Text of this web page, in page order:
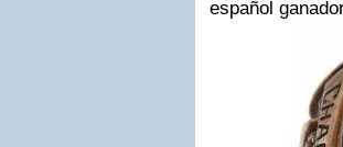
español